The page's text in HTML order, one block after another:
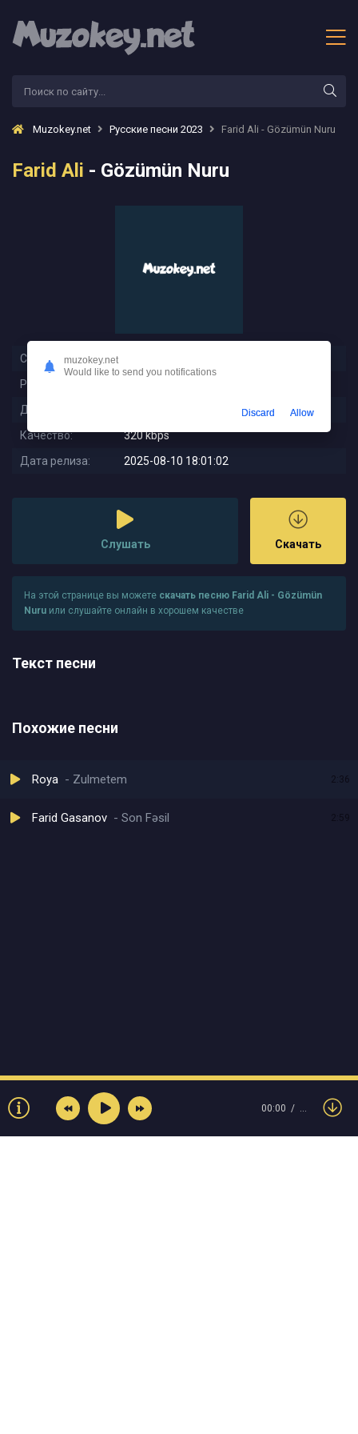
Muzokey.net Русские песни 2023 Farid Ali - Gözümün Nuru
Farid Ali - Gözümün Nuru
Слушали:
Размер:
Длительность:
Качество:
320 kbps
Дата релиза:
2025-08-10 18:01:02
Слушать Скачать
На этой странице вы можете скачать песню Farid Ali - Gözümün
Nuru или слушайте онлайн в хорошем качестве
Текст песни
Похожие песни
Roya Zulmetem 2:36
Farid Gasanov Son Fəsil
00:00 …
muzokey.net
Would like to send you notifications
Discard Allow